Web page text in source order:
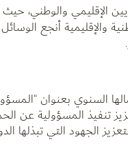
الإقليمي والوطني،
أنجع
السنوي بعنوان
تنفيذ المسؤولية عن
الجهود التي تبذلها